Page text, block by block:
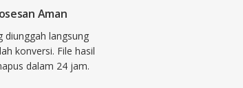
Aman
diunggah langsung
konversi. File hasil
dalam 24 jam.